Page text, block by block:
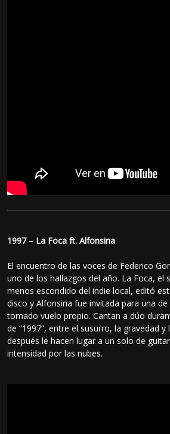
1997 – La Foca ft. Alfonsina
El encuentro de las voces de Federico
uno de los hallazgos del año. La Foca, el
menos escondido del indie local, editó
disco y Alfonsina fue invitada para una
tomado vuelo propio. Cantan a dúo
de “1997”, entre el susurro, la gravedad
después le hacen lugar a un solo de
intensidad por las nubes.